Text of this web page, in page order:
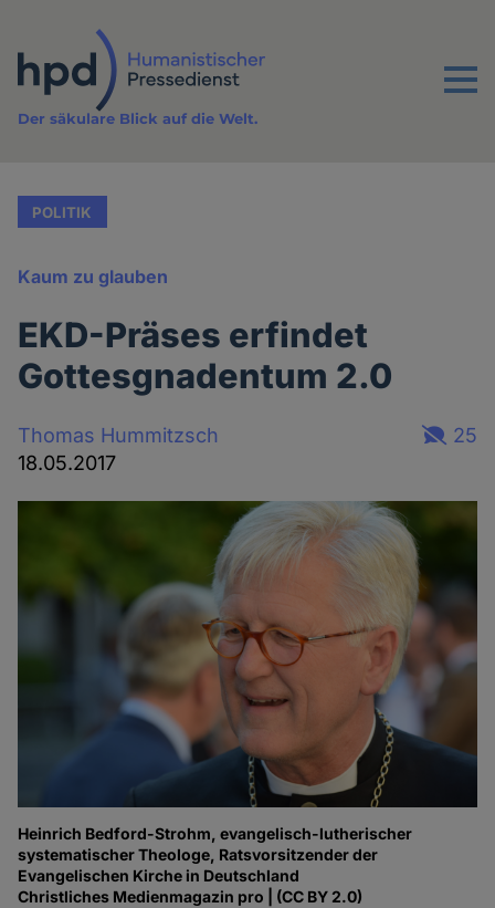
Inhalt
Menu
Der säkulare Blick auf die Welt.
POLITIK
Kaum zu glauben
EKD-Präses erfindet
Gottesgnadentum 2.0
Thomas Hummitzsch
18.05.2017
25
Heinrich Bedford-Strohm, evangelisch-lutherischer
systematischer Theologe, Ratsvorsitzender der
Evangelischen Kirche in Deutschland
Christliches Medienmagazin pro | (CC BY 2.0)